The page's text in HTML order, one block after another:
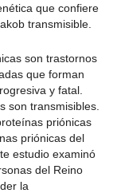
que confiere
transmisible.
son trastornos
que forman
y fatal.
son transmisibles.
priónicas
priónicas del
estudio examinó
del Reino
la